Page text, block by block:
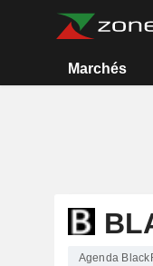
Marchés
Agenda